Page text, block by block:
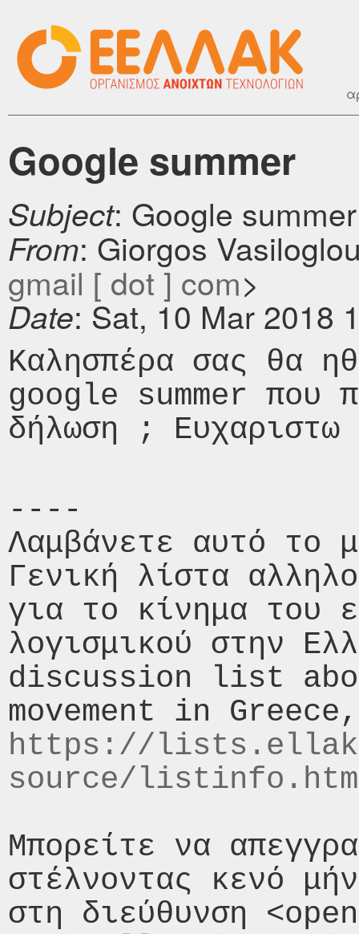
Google summer
Subject: Google summer
From: Giorgos
gmail [ dot ] com>
Date: Sat, 10 Mar 2018
Καλησπέρα σας θα
google summer που
----
Λαμβάνετε αυτό το
Γενική λίστα
για το κίνημα του
λογισμικού στην
discussion list
https://
source/
Μπορείτε να
στέλνοντας κενό
στη διεύθυνση